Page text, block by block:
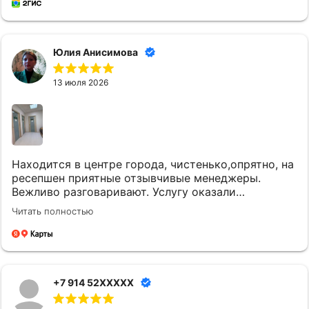
Юлия Анисимова
13 июля 2026
Находится в центре города, чистенько,опрятно, на
ресепшен приятные отзывчивые менеджеры.
Вежливо разговаривают. Услугу оказали
качественно и вовремя. Однозначно придем еще.
Читать полностью
+7 914 52XXXXX